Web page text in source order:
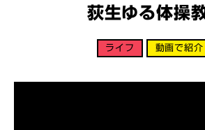
荻生ゆる体操
ライフ 動画で紹介